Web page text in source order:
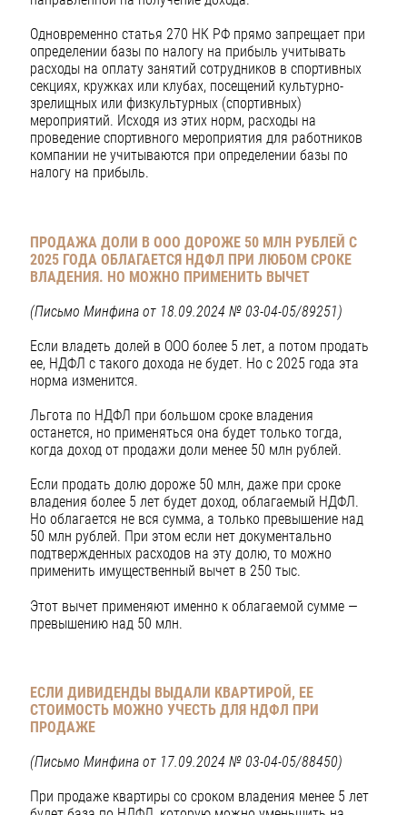
Одновременно статья 270 НК РФ прямо запрещает при
определении базы по налогу на прибыль учитывать
расходы на оплату занятий сотрудников в спортивных
секциях, кружках или клубах, посещений культурно-
зрелищных или физкультурных (спортивных)
мероприятий. Исходя из этих норм, расходы на
проведение спортивного мероприятия для работников
компании не учитываются при определении базы по
налогу на прибыль.
ПРОДАЖА ДОЛИ В ООО ДОРОЖЕ 50 МЛН РУБЛЕЙ С
2025 ГОДА ОБЛАГАЕТСЯ НДФЛ ПРИ ЛЮБОМ СРОКЕ
ВЛАДЕНИЯ. НО МОЖНО ПРИМЕНИТЬ ВЫЧЕТ
(Письмо Минфина от 18.09.2024 № 03-04-05/89251)
Если владеть долей в ООО более 5 лет, а потом продать
ее, НДФЛ с такого дохода не будет. Но с 2025 года эта
норма изменится.
Льгота по НДФЛ при большом сроке владения
останется, но применяться она будет только тогда,
когда доход от продажи доли менее 50 млн рублей.
Если продать долю дороже 50 млн, даже при сроке
владения более 5 лет будет доход, облагаемый НДФЛ.
Но облагается не вся сумма, а только превышение над
50 млн рублей. При этом если нет документально
подтвержденных расходов на эту долю, то можно
применить имущественный вычет в 250 тыс.
Этот вычет применяют именно к облагаемой сумме —
превышению над 50 млн.
ЕСЛИ ДИВИДЕНДЫ ВЫДАЛИ КВАРТИРОЙ, ЕЕ
СТОИМОСТЬ МОЖНО УЧЕСТЬ ДЛЯ НДФЛ ПРИ
ПРОДАЖЕ
(Письмо Минфина от 17.09.2024 № 03-04-05/88450)
При продаже квартиры со сроком владения менее 5 лет